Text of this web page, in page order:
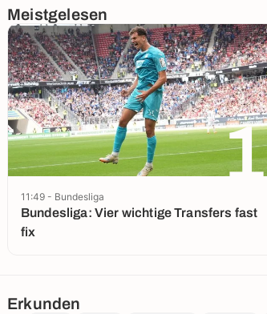
Meistgelesen
1
Bundesliga: Vier wichtige Transfers fast
fix
11:49 - Bundesliga
Erkunden